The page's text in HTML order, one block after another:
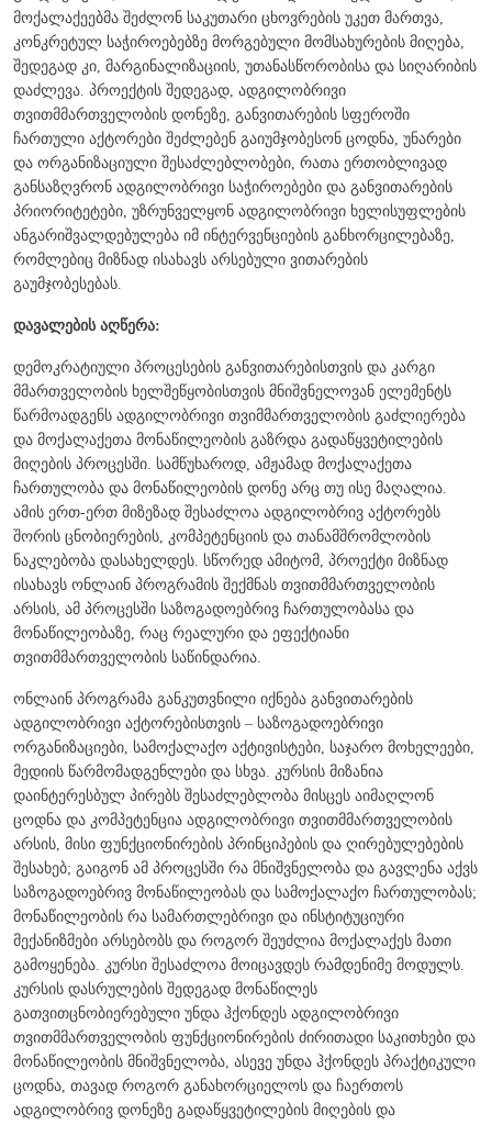
მოქალაქეებმა შეძლონ საკუთარი ცხოვრების უკეთ მართვა,
კონკრეტულ საჭიროებებზე მორგებული მომსახურების მიღება,
შედეგად კი, მარგინალიზაციის, უთანასწორობისა და სიღარიბის
დაძლევა. პროექტის შედეგად, ადგილობრივი
თვითმმართველობის დონეზე, განვითარების სფეროში
ჩართული აქტორები შეძლებენ გაიუმჯობესონ ცოდნა, უნარები
და ორგანიზაციული შესაძლებლობები, რათა ერთობლივად
განსაზღვრონ ადგილობრივი საჭიროებები და განვითარების
პრიორიტეტები, უზრუნველყონ ადგილობრივი ხელისუფლების
ანგარიშვალდებულება იმ ინტერვენციების განხორცილებაზე,
რომლებიც მიზნად ისახავს არსებული ვითარების
გაუმჯობესებას.
დავალების აღწერა:
დემოკრატიული პროცესების განვითარებისთვის და კარგი
მმართველობის ხელშეწყობისთვის მნიშვნელოვან ელემენტს
წარმოადგენს ადგილობრივი თვიმმართველობის გაძლიერება
და მოქალაქეთა მონაწილეობის გაზრდა გადაწყვეტილების
მიღების პროცესში. სამწუხაროდ, ამჟამად მოქალაქეთა
ჩართულობა და მონაწილეობის დონე არც თუ ისე მაღალია.
ამის ერთ-ერთ მიზეზად შესაძლოა ადგილობრივ აქტორებს
შორის ცნობიერების, კომპეტენციის და თანამშრომლობის
ნაკლებობა დასახელდეს. სწორედ ამიტომ, პროექტი მიზნად
ისახავს ონლაინ პროგრამის შექმნას თვითმმართველობის
არსის, ამ პროცესში საზოგადოებრივ ჩართულობასა და
მონაწილეობაზე, რაც რეალური და ეფექტიანი
თვითმმართველობის საწინდარია.
ონლაინ პროგრამა განკუთვნილი იქნება განვითარების
ადგილობრივი აქტორებისთვის – საზოგადოებრივი
ორგანიზაციები, სამოქალაქო აქტივისტები, საჯარო მოხელეები,
მედიის წარმომადგენლები და სხვა. კურსის მიზანია
დაინტერესბულ პირებს შესაძლებლობა მისცეს აიმაღლონ
ცოდნა და კომპეტენცია ადგილობრივი თვითმმართველობის
არსის, მისი ფუნქციონირების პრინციპების და ღირებულებების
შესახებ; გაიგონ ამ პროცესში რა მნიშვნელობა და გავლენა აქვს
საზოგადოებრივ მონაწილეობას და სამოქალაქო ჩართულობას;
მონაწილეობის რა სამართლებრივი და ინსტიტუციური
მექანიზმები არსებობს და როგორ შეუძლია მოქალაქეს მათი
გამოყენება. კურსი შესაძლოა მოიცავდეს რამდენიმე მოდულს.
კურსის დასრულების შედეგად მონაწილეს
გათვითცნობიერებული უნდა ჰქონდეს ადგილობრივი
თვითმმართველობის ფუნქციონირების ძირითადი საკითხები და
მონაწილეობის მნიშვნელობა, ასევე უნდა ჰქონდეს პრაქტიკული
ცოდნა, თავად როგორ განახორციელოს და ჩაერთოს
ადგილობრივ დონეზე გადაწყვეტილების მიღების და